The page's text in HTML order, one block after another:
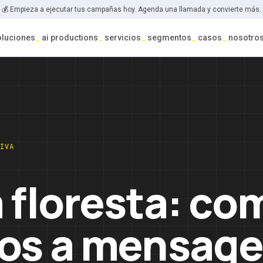
💰 Empieza a ejecutar tus campañas hoy. Agenda una llamada y convierte más.
ai productions servicios segmentos casos
floresta:
a